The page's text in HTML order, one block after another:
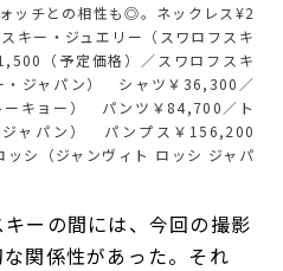
ッチとの相性も◎。ネックレス¥2
キー・ジュエリー（スワロフスキ
（予定価格）／スワロフスキ
・ジャパン） シャツ￥36,300／
ーキョー） パンツ￥84,700／ト
ジャパン） パンプス￥156,200
ッシ（ジャンヴィト ロッシ ジャパ
ーの間には、今回の撮影
関係性があった。それ